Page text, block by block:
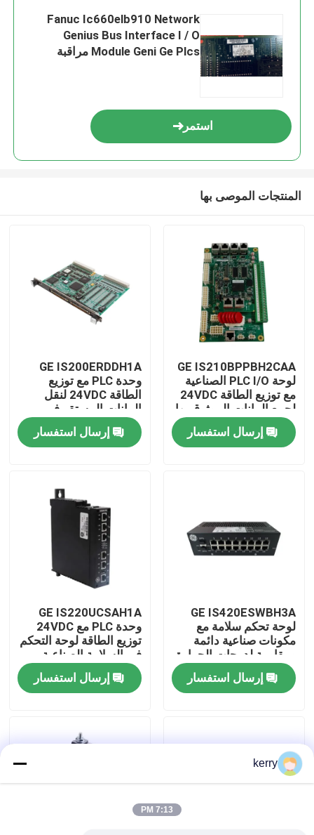
المنزل
معلومات عنا
جولة في المعمل
رقابة جودة
اتصل بنا
اطلب اقتباس
Fanuc Ic660elb910 Network
Genius Bus Interface I / O
Module Geni Ge Plcs مراقبة
استمر
المنتجات الموصى بها
GE IS210BPPBH2CAA
لوحة PLC I/O الصناعية
مع توزيع الطاقة 24VDC
لجمع البيانات الموثوق بها
إرسال استفسار
GE IS200ERDDH1A
وحدة PLC مع توزيع
الطاقة 24VDC لنقل
البيانات المستقر في
نطاق درجة حرارة واسع
إرسال استفسار
GE IS420ESWBH3A
لوحة تحكم سلامة مع
مكونات صناعية دائمة
ومقاومة لدرجات الحرارة
العالية لمعدات توليد
الطاقةإرسال استفسار
GE IS220UCSAH1A
وحدة PLC مع 24VDC
توزيع الطاقة لوحة التحكم
في السلامة الصناعية
عالية درجة الحرارة
المقاومةإرسال استفسار
kerry
7:13 PM